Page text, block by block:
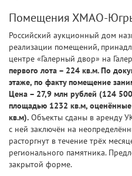
Помещения ХМАО-
Российский аукционный дом
реализации помещений,
центре «Галерный двор» на
первого лота – 224 кв.м. По
этаже, по факту помещение
Цена – 27,9 млн рублей (124
площадью 1232 кв.м,
кв.м). Объекты сданы в аренду
с ней заключён на
расторгнут в течение трёх
регионального памятника.
закрытой форме.